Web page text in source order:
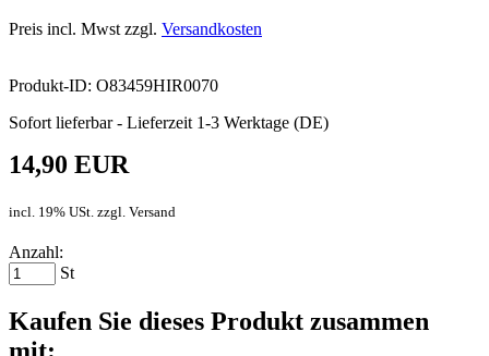
Preis incl. Mwst zzgl. Versandkosten
Produkt-ID: O83459HIR0070
Sofort lieferbar - Lieferzeit 1-3 Werktage (DE)
14,90 EUR
incl. 19% USt. zzgl. Versand
Anzahl:
St
Kaufen Sie dieses Produkt zusammen
mit: